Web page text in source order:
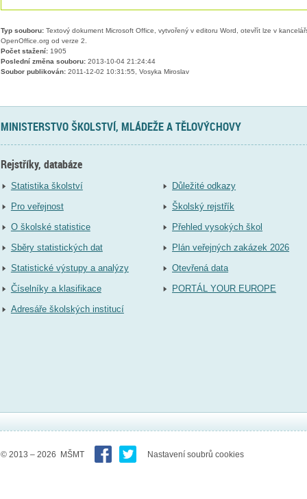
Typ souboru:Textový dokument Microsoft Office, vytvořený v editoru Word, otevřít lze v
OpenOffice.org od verze 2.
Počet stažení:1905
Poslední změna souboru:2013-10-04 21:24:44
Soubor publikován:2011-12-02 10:31:55, Vosyka Miroslav
MINISTERSTVO ŠKOLSTVÍ, MLÁDEŽE A TĚLOVÝCHOVY
Rejstříky, databáze
Statistika školství
Pro veřejnost
O školské statistice
Sběry statistických dat
Statistické výstupy a analýzy
Číselníky a klasifikace
Adresáře školských institucí
Důležité odkazy
Školský rejstřík
Přehled vysokých škol
Plán veřejných zakázek 2026
Otevřená data
PORTÁL YOUR EUROPE
© 2013 – 2026 MŠMT Nastavení soubrů cookies